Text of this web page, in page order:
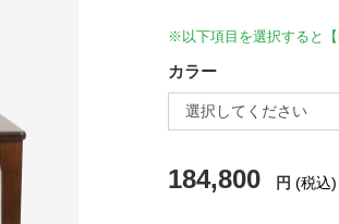
※以下項目を選択すると
カラー
184,800 円 (税込)